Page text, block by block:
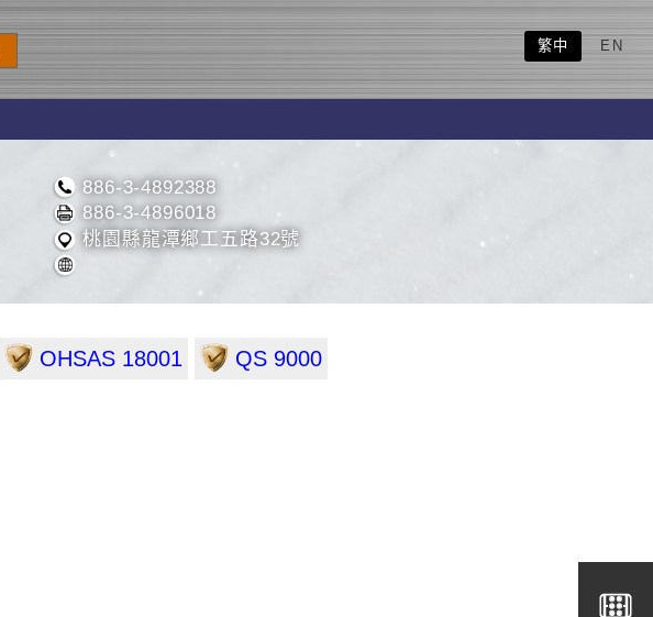
繁中 EN
886-3-4892388
886-3-4896018
桃園縣龍潭鄉工五路32號
OHSAS 18001 QS 9000